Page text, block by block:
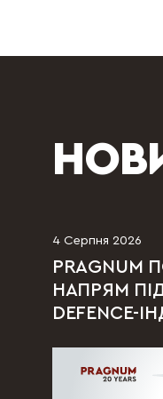
4 Серпня 2026
НАПРЯМ
DEFENCE-